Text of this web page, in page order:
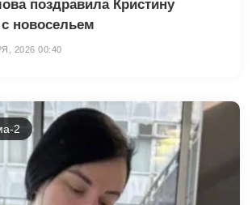
поздравила Кристину
новосельем
2026 00:40
2